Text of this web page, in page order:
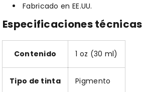
Fabricado en EE.UU.
Especificaciones técnicas
Contenido 1 oz (30 ml)
Tipo de tinta Pigmento